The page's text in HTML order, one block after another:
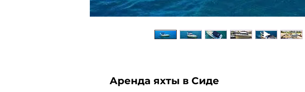
Аренда яхты в Сиде